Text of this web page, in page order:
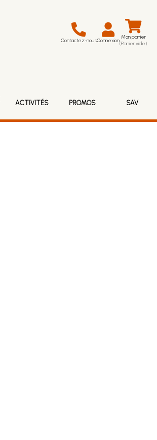
Contactez-nousConnexion Mon panier
(Panier vide)
ACTIVITÉS PROMOS SAV